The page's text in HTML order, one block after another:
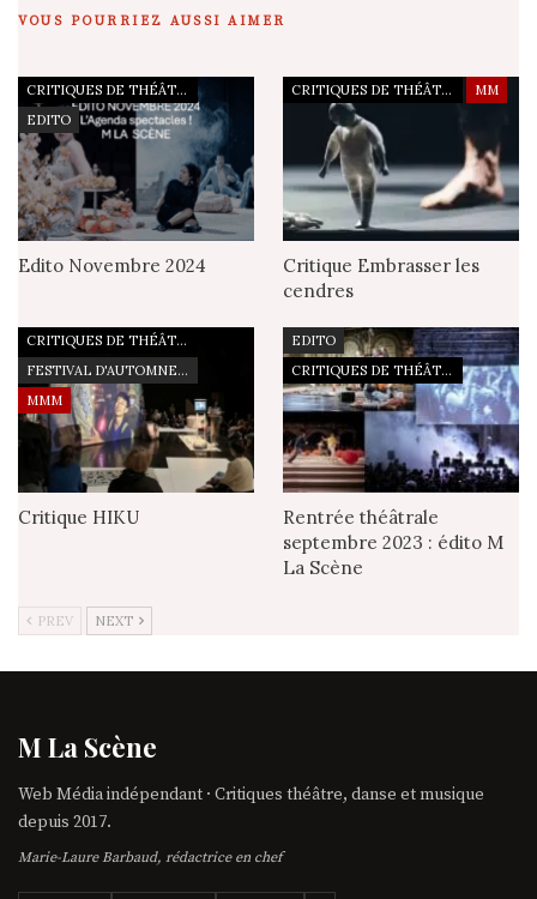
VOUS POURRIEZ AUSSI AIMER
CRITIQUES DE THÉÂTRE
EDITO
Edito Novembre 2024
CRITIQUES DE THÉÂTRE MM
Critique Embrasser les
cendres
CRITIQUES DE THÉÂTRE
FESTIVAL D'AUTOMNE À PARIS
MMM
Critique HIKU
EDITO
CRITIQUES DE THÉÂTRE
Rentrée théâtrale
septembre 2023 : édito M
La Scène
PREV NEXT
M La Scène
Web Média indépendant · Critiques théâtre, danse et musique
depuis 2017.
Marie-Laure Barbaud, rédactrice en chef